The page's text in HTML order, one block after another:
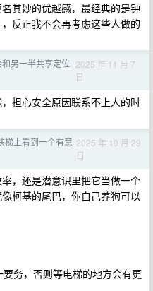
其妙的优越感，最经典的是钟
反正我不会再考虑这些人做的
另一半共享定位 2025 年 11 月 7
日
担心安全原因联系不上人的时
梯上看到一个有意 2025 年 10 月 29
日
，还是潜意识里把它当做一个
柯基的尾巴，你自己养狗可以
务，否则等电梯的地方会有更